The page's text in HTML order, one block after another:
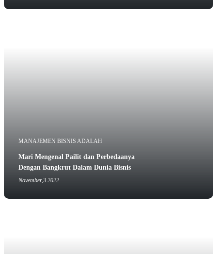
MANAJEMEN BISNIS ADALAH
Mari Mengenal Pailit dan Perbedaanya
Dengan Bangkrut Dalam Dunia Bisnis
November,3 2022